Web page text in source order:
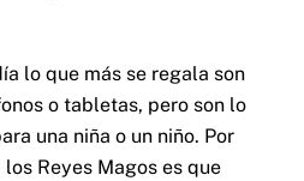
lo que más se regala son
o tabletas, pero son lo
una niña o un niño. Por
Reyes Magos es que